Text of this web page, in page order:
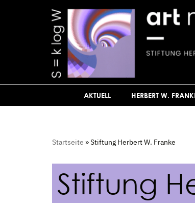
AKTUELL HERBERT W.
Startseite »Stiftung Herbert W. Franke
Stiftung